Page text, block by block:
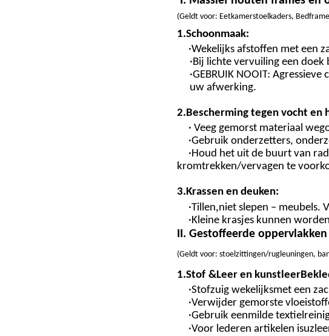
(Geldt voor: Eetkamerstoelkaders,
1.Schoonmaak:
·Wekelijks afstoffen met een
·Bij lichte vervuiling een
·GEBRUIK NOOIT: Agressieve
uw afwerking.
2.Bescherming tegen vocht en
· Veeg gemorst materiaal weg
·Gebruik onderzetters,
·Houd het uit de buurt van
kromtrekken/vervagen te
3.Krassen en deuken:
·Tillen,niet slepen – meubels.
·Kleine krasjes kunnen
II. Gestoffeerde oppervlakken
(Geldt voor: stoelzittingen/rugleuningen,
1.Stof &Leer en kunstleer
·Stofzuig wekelijksmet een
·Verwijder gemorste
·Gebruik eenmilde
·Voor lederen artikelen isuz